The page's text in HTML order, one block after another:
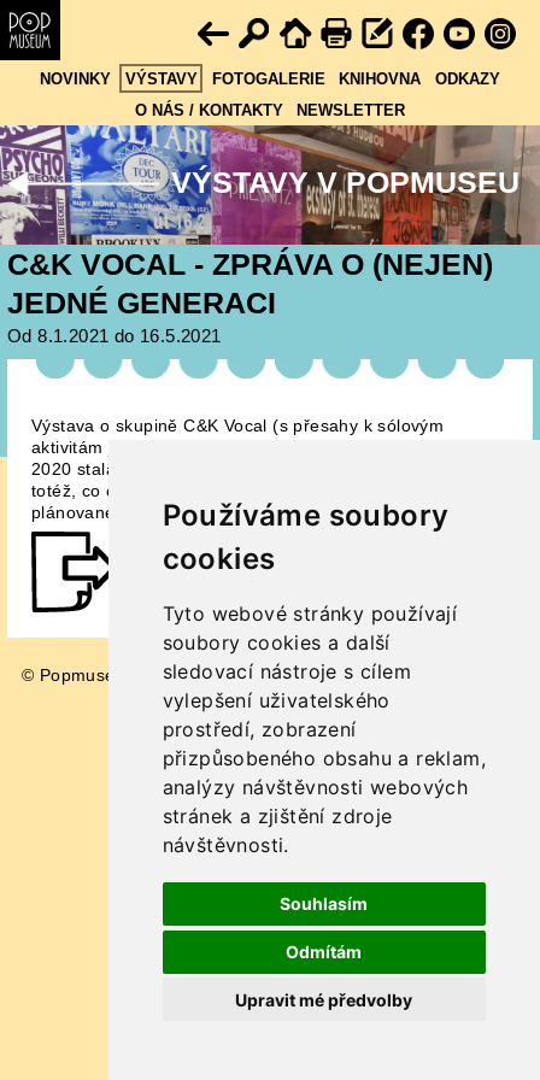
Používáme soubory
cookies
Tyto webové stránky používají
soubory cookies a další
sledovací nástroje s cílem
vylepšení uživatelského
prostředí, zobrazení
přizpůsobeného obsahu a reklam,
analýzy návštěvnosti webových
stránek a zjištění zdroje
návštěvnosti.
Souhlasím
Odmítám
Upravit mé předvolby
NOVINKY VÝSTAVY FOTOGALERIE KNIHOVNA
ODKAZY
O NÁS / KONTAKTY
NEWSLETTER
VÝSTAVY V POPMUSEU
C&K VOCAL - ZPRÁVA O (NEJEN)
JEDNÉ GENERACI
Od 8.1.2021 do 16.5.2021
Výstava o skupině C&K Vocal (s přesahy k sólovým
aktivitám jejich členů) se vlivem podivných her roku
2020 stala další ze „skrytých“ výstav Popmusea. Platí o ní
totéž, co o výstavě předchozí, a to se týká i jejího
plánovaného znovuuvedení v normálních časech.
C&K Vocal výstava
© Popmuseum 2026